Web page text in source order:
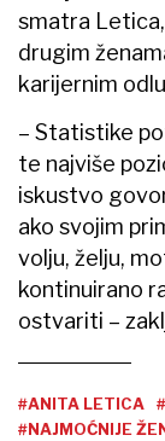
smatra
drugim
karijernim
– Statistike
te najviše
iskustvo
ako svojim
volju, želju,
kontinuirano
ostvariti –
#ANITA LETICA
#NAJMOĆNIJE